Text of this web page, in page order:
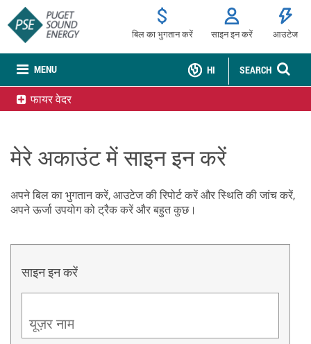
MENU
बिल का भुगतान करें साइन इन करें आउटेज
SEARCH
HI
फायर वेदर
मेरे अकाउंट में साइन इन करें
अपने बिल का भुगतान करें, आउटेज की रिपोर्ट करें और स्थिति की जांच करें,
अपने ऊर्जा उपयोग को ट्रैक करें और बहुत कुछ।
साइन इन करें
यूज़र नाम